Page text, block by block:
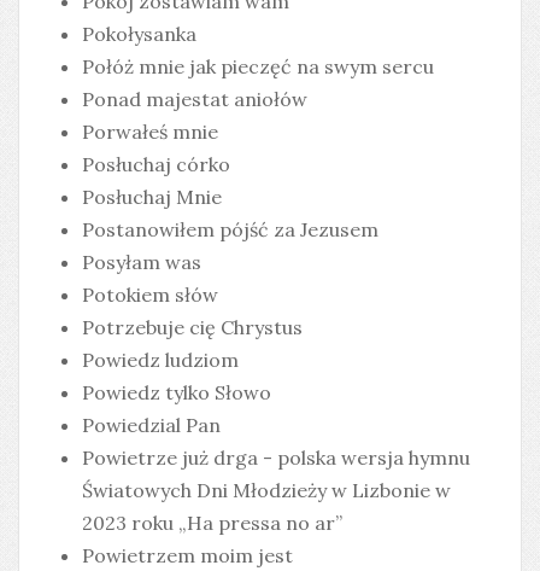
Pokołysanka
Połóż mnie jak pieczęć na swym sercu
Ponad majestat aniołów
Porwałeś mnie
Posłuchaj córko
Posłuchaj Mnie
Postanowiłem pójść za Jezusem
Posyłam was
Potokiem słów
Potrzebuje cię Chrystus
Powiedz ludziom
Powiedz tylko Słowo
Powiedzial Pan
Powietrze już drga - polska wersja hymnu
Światowych Dni Młodzieży w Lizbonie w
2023 roku „Ha pressa no ar”
Powietrzem moim jest